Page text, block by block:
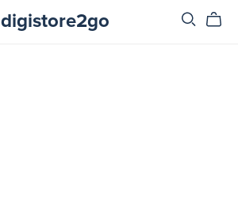
digistore2go